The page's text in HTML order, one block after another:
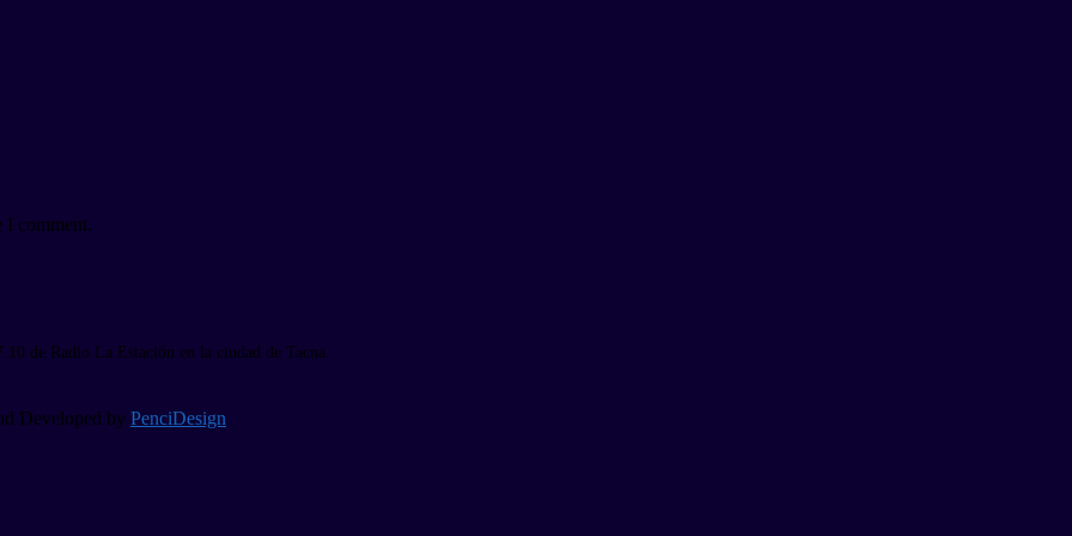
I comment.
de Radio La Estación en la ciudad de Tacna.
Developed by PenciDesign